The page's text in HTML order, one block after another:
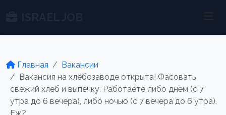
Главная
Вакансии
Вакансия на хлебозаводе открыта! Фасовать
свежий хлеб и выпечку. Работаете либо днём (с 7
утра до 6 вечера), либо ночью (с 7 вечера до 6 утра).